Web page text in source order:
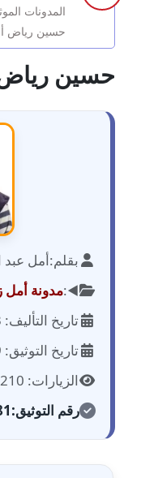
مدونة
عاملة
مدونة
مدونة
مدونة
عاملة
مدونة
عاملة
مدونة
مدونة
مدونة
عاملة
المدونات
حسين رياض
حسين رياض
بقلم:أمل عبد
◀️:مدونة أمل
تاريخ التأليف: 03-03-2021
تاريخ التوثيق: 09-05-2023
الزيارات: 210
رقم التوثيق: